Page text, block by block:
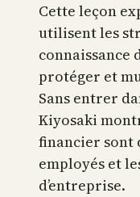
Cette leçon
utilisent les
connaissance
protéger et
Sans entrer
Kiyosaki
financier sont
employés et
d’entreprise.